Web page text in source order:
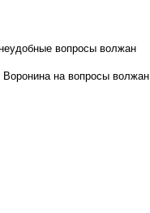
вопросы волжан
на вопросы волжан